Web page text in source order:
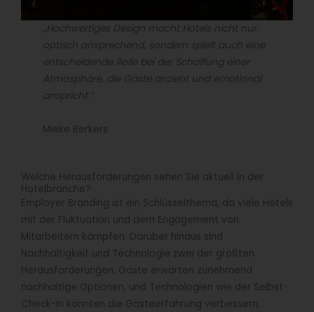
„Hochwertiges Design macht Hotels nicht nur
optisch ansprechend, sondern spielt auch eine
entscheidende Rolle bei der Schaffung einer
Atmosphäre, die Gäste anzieht und emotional
anspricht.“
Mieke Berkers
Welche Herausforderungen sehen Sie aktuell in der
Hotelbranche?
Employer Branding ist ein Schlüsselthema, da viele Hotels
mit der Fluktuation und dem Engagement von
Mitarbeitern kämpfen. Darüber hinaus sind
Nachhaltigkeit und Technologie zwei der größten
Herausforderungen. Gäste erwarten zunehmend
nachhaltige Optionen, und Technologien wie der Selbst-
Check-In könnten die Gästeerfahrung verbessern,